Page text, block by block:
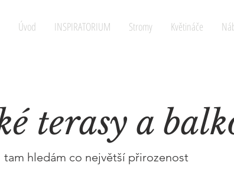
Úvod INSPIRATORIUM Stromy Květináče
terasy a
tam hledám co největší přirozenost